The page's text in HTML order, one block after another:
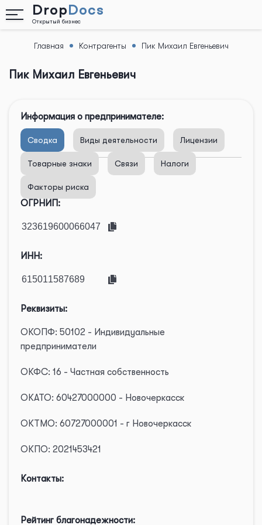
DropDocs
Открытый бизнес
НазадГлавная Контрагенты Пик Михаил Евгеньевич
Пик Михаил Евгеньевич
Информация о предпринимателе:
Сводка Виды деятельности Лицензии
Товарные знаки Связи Налоги
Факторы риска
ОГРНИП:
ИНН:
Реквизиты:
ОКОПФ: 50102 - Индивидуальные
предприниматели
ОКФС: 16 - Частная собственность
ОКАТО: 60427000000 - Новочеркасск
ОКТМО: 60727000001 - г Новочеркасск
ОКПО: 2021453421
Контакты:
Рейтинг благонадежности: